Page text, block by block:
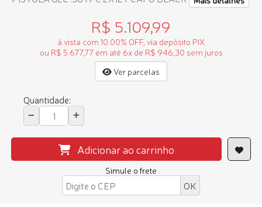
R$ 5.109,99
à vista com 10.00% OFF, via depósito PIX
ou R$ 5.677,77 em até 6x de R$ 946,30 sem juros
Ver parcelas
Quantidade:
Adicionar ao carrinho
Simule o frete